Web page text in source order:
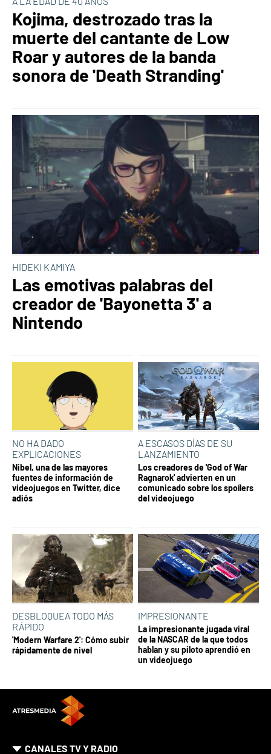
Kojima, destrozado tras la
muerte del cantante de Low
Roar y autores de la banda
sonora de 'Death Stranding'
HIDEKI KAMIYA
Las emotivas palabras del
creador de 'Bayonetta 3' a
Nintendo
NO HA DADO
EXPLICACIONES
Nibel, una de las mayores
fuentes de información de
videojuegos en Twitter, dice
adiós
A ESCASOS DÍAS DE SU
LANZAMIENTO
Los creadores de 'God of War
Ragnarok' advierten en un
comunicado sobre los spoílers
del videojuego
DESBLOQUEA TODO MÁS
RÁPIDO
'Modern Warfare 2': Cómo subir
rápidamente de nivel
IMPRESIONANTE
La impresionante jugada viral
de la NASCAR de la que todos
hablan y su piloto aprendió en
un videojuego
CANALES TV Y RADIO